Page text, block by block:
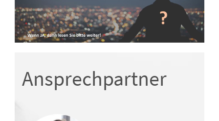
Ansprechpartner